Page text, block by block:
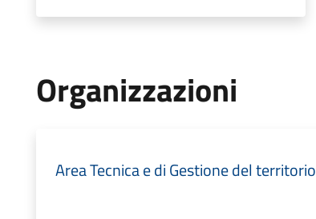
Organizzazioni
Area Tecnica e di Gestione del territorio